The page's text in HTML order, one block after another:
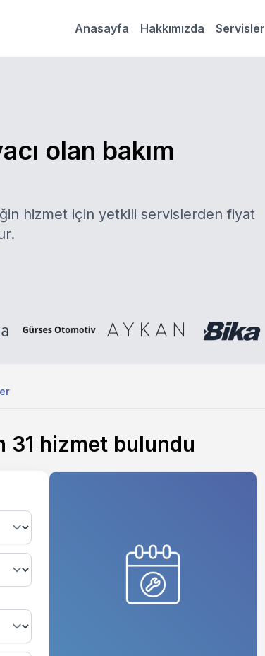
Anasayfa Hakkımızda Servisler
olan bakım
hizmet için yetkili servislerden fiyat
31 hizmet bulundu